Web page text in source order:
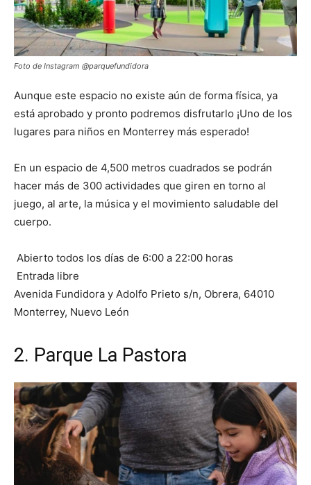
Foto de Instagram @parquefundidora
Aunque este espacio no existe aún de forma física, ya
está aprobado y pronto podremos disfrutarlo ¡Uno de los
lugares para niños en Monterrey más esperado!
En un espacio de 4,500 metros cuadrados se podrán
hacer más de 300 actividades que giren en torno al
juego, al arte, la música y el movimiento saludable del
cuerpo.
Abierto todos los días de 6:00 a 22:00 horas
Entrada libre
Avenida Fundidora y Adolfo Prieto s/n, Obrera, 64010
Monterrey, Nuevo León
2. Parque La Pastora